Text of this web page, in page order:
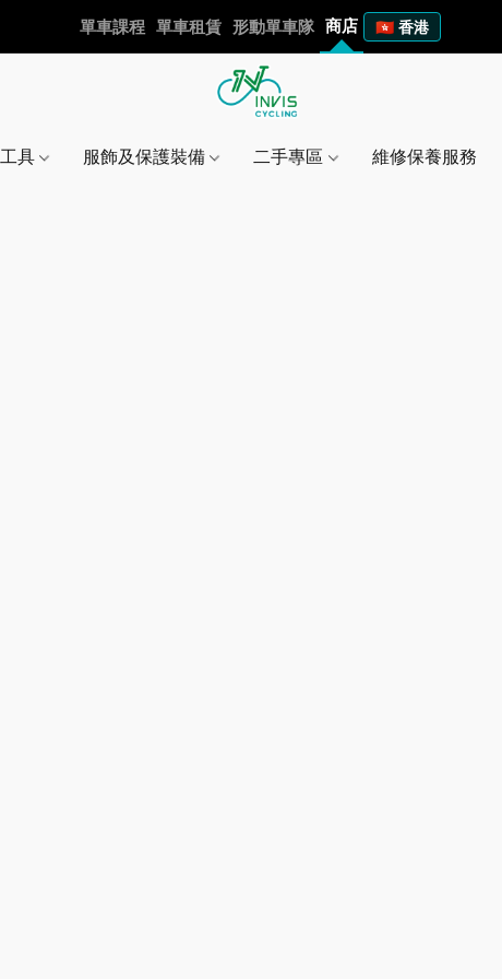
單車課程 單車租賃 形動單車隊 商店 🇭🇰 香港
工具 服飾及保護裝備 二手專區 維修保養服務